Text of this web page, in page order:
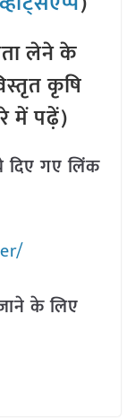
लेने के
कृषि
में पढ़ें)
गए लिंक
के लिए